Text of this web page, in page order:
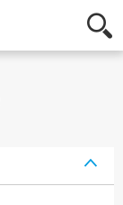
Hochschule
Osnabrück
-